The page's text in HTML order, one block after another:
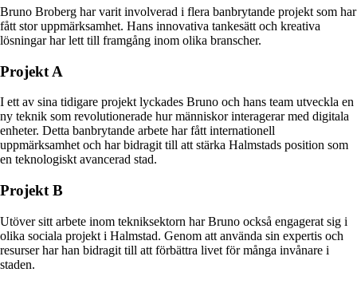
Bruno Broberg har varit involverad i flera banbrytande projekt som har
fått stor uppmärksamhet. Hans innovativa tankesätt och kreativa
lösningar har lett till framgång inom olika branscher.
Projekt A
I ett av sina tidigare projekt lyckades Bruno och hans team utveckla en
ny teknik som revolutionerade hur människor interagerar med digitala
enheter. Detta banbrytande arbete har fått internationell
uppmärksamhet och har bidragit till att stärka Halmstads position som
en teknologiskt avancerad stad.
Projekt B
Utöver sitt arbete inom tekniksektorn har Bruno också engagerat sig i
olika sociala projekt i Halmstad. Genom att använda sin expertis och
resurser har han bidragit till att förbättra livet för många invånare i
staden.